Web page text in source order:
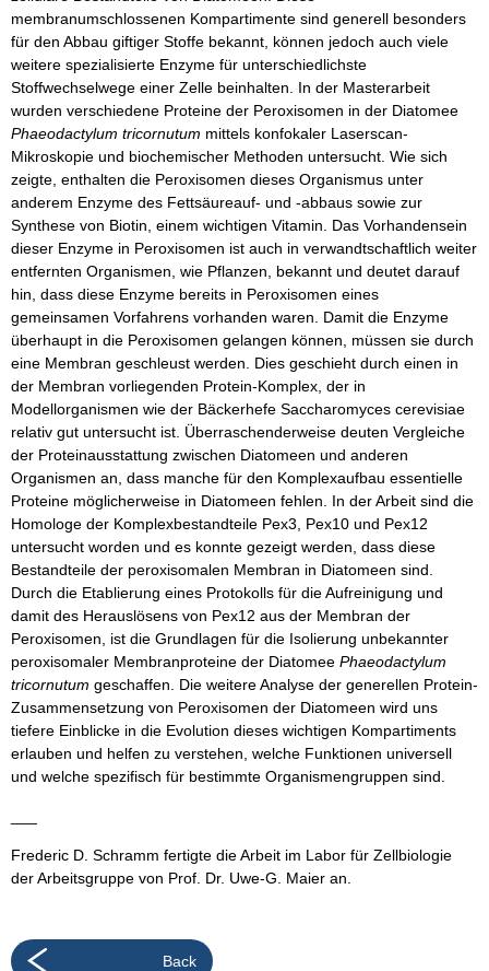
membranumschlossenen Kompartimente sind generell besonders
für den Abbau giftiger Stoffe bekannt, können jedoch auch viele
weitere spezialisierte Enzyme für unterschiedlichste
Stoffwechselwege einer Zelle beinhalten. In der Masterarbeit
wurden verschiedene Proteine der Peroxisomen in der Diatomee
Phaeodactylum tricornutum mittels konfokaler Laserscan-
Mikroskopie und biochemischer Methoden untersucht. Wie sich
zeigte, enthalten die Peroxisomen dieses Organismus unter
anderem Enzyme des Fettsäureauf- und -abbaus sowie zur
Synthese von Biotin, einem wichtigen Vitamin. Das Vorhandensein
dieser Enzyme in Peroxisomen ist auch in verwandtschaftlich weiter
entfernten Organismen, wie Pflanzen, bekannt und deutet darauf
hin, dass diese Enzyme bereits in Peroxisomen eines
gemeinsamen Vorfahrens vorhanden waren. Damit die Enzyme
überhaupt in die Peroxisomen gelangen können, müssen sie durch
eine Membran geschleust werden. Dies geschieht durch einen in
der Membran vorliegenden Protein-Komplex, der in
Modellorganismen wie der Bäckerhefe Saccharomyces cerevisiae
relativ gut untersucht ist. Überraschenderweise deuten Vergleiche
der Proteinausstattung zwischen Diatomeen und anderen
Organismen an, dass manche für den Komplexaufbau essentielle
Proteine möglicherweise in Diatomeen fehlen. In der Arbeit sind die
Homologe der Komplexbestandteile Pex3, Pex10 und Pex12
untersucht worden und es konnte gezeigt werden, dass diese
Bestandteile der peroxisomalen Membran in Diatomeen sind.
Durch die Etablierung eines Protokolls für die Aufreinigung und
damit des Herauslösens von Pex12 aus der Membran der
Peroxisomen, ist die Grundlagen für die Isolierung unbekannter
peroxisomaler Membranproteine der Diatomee Phaeodactylum
tricornutum geschaffen. Die weitere Analyse der generellen Protein-
Zusammensetzung von Peroxisomen der Diatomeen wird uns
tiefere Einblicke in die Evolution dieses wichtigen Kompartiments
erlauben und helfen zu verstehen, welche Funktionen universell
und welche spezifisch für bestimmte Organismengruppen sind.
Frederic D. Schramm fertigte die Arbeit im Labor für Zellbiologie
der Arbeitsgruppe von Prof. Dr. Uwe-G. Maier an.
Back